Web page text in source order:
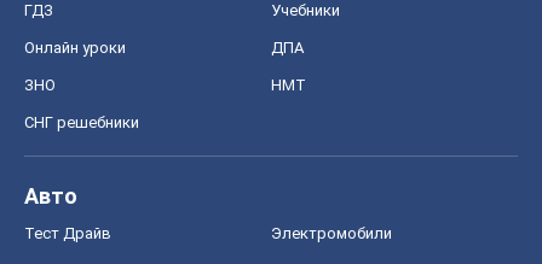
ГДЗ Учебники
Онлайн уроки ДПА
ЗНО НМТ
СНГ решебники
Авто
Тест Драйв Электромобили